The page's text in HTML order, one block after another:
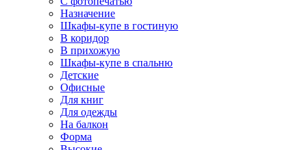
Назначение
Шкафы-купе в гостиную
В коридор
В прихожую
Шкафы-купе в спальню
Детские
Офисные
Для книг
Для одежды
На балкон
Форма